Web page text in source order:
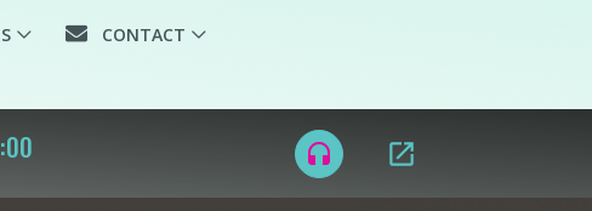
CONTACT
headset open_in_new